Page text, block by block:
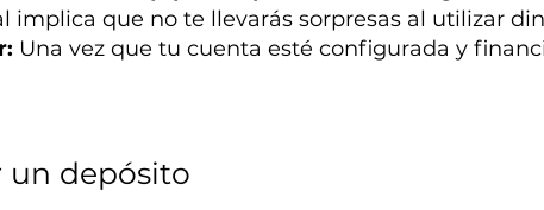
implica que no te llevarás sorpresas al utilizar
Una vez que tu cuenta esté configurada y
un depósito